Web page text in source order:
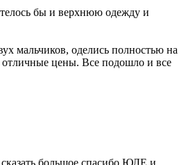
бы и верхнюю одежду и
мальчиков, оделись полностью на
отличные цены. Все подошло и все
большое спасибо ЮЛЕ и